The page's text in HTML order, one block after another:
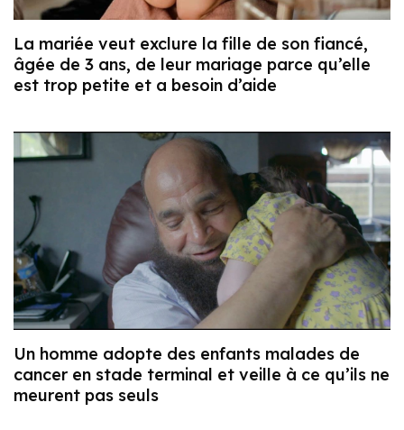
La mariée veut exclure la fille de son fiancé,
âgée de 3 ans, de leur mariage parce qu’elle
est trop petite et a besoin d’aide
Un homme adopte des enfants malades de
cancer en stade terminal et veille à ce qu’ils ne
meurent pas seuls